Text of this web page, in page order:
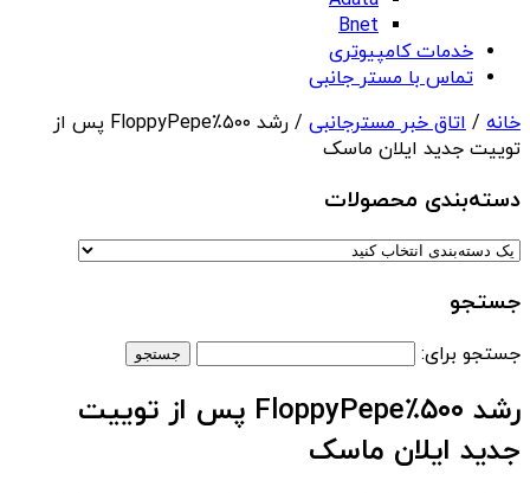
Bnet
خدمات کامپیوتری
تماس با مستر جانبی
خانه / اتاق خبر مسترجانبی
/ رشد ۵۰۰٪FloppyPepe پس از
توییت جدید ایلان ماسک
دسته‌بندی‌ محصولات
جستجو
جستجو برای:
رشد ۵۰۰٪FloppyPepe پس از توییت
جدید ایلان ماسک